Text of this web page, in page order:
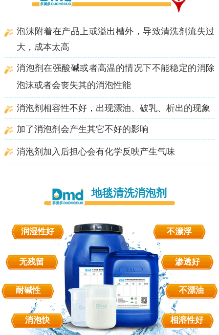
泡沫附着在产品上或溢出槽外，导致清洗剂流失过
大，成本太高
消泡剂在强酸碱或者高温的情况下不能稳定的消除
泡沫或者会丧失其的消泡性能
消泡剂相容性不好，出现漂油、破乳、析出的现象
加了消泡剂会产生其它不好的影响
消泡剂加入后担心会有化学反映产生气味
地毯清洗消泡剂
润湿性好
无残留
耐碱性
消泡快
不漂浮
渗透好
不漂油
相溶性好